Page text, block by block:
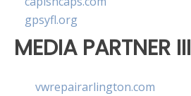
gpsyfl.org
MEDIA PARTNER III
vwrepairarlington.com